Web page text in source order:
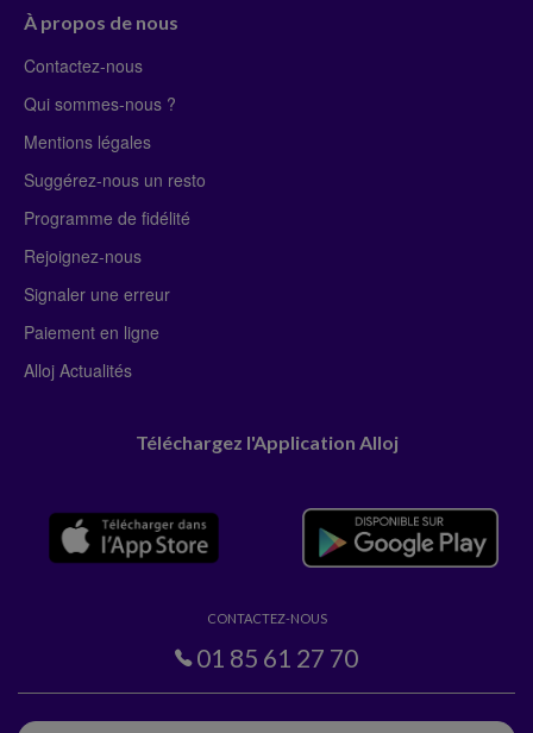
À propos de nous
Contactez-nous
Qui sommes-nous ?
Mentions légales
Suggérez-nous un resto
Programme de fidélité
Rejoignez-nous
Signaler une erreur
Paiement en ligne
Alloj Actualités
Téléchargez l'Application Alloj
CONTACTEZ-NOUS
01 85 61 27 70